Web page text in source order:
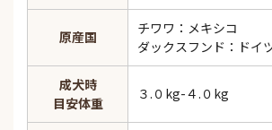
原産国
チワワ：メキシコ
ダックスフンド：ドイ
成犬時
目安体重
３.０kg-４.０kg